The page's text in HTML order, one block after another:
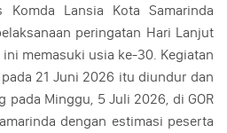
Komda Lansia Kota Samarinda
peringatan Hari Lanjut
memasuki usia ke-30. Kegiatan
21 Juni 2026 itu diundur dan
pada Minggu, 5 Juli 2026, di GOR
dengan estimasi peserta